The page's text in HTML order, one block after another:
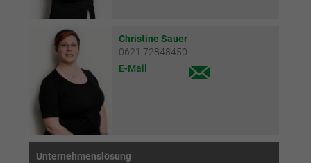
Christine Sauer
0621 72848450
E-Mail
Unternehmenslösung